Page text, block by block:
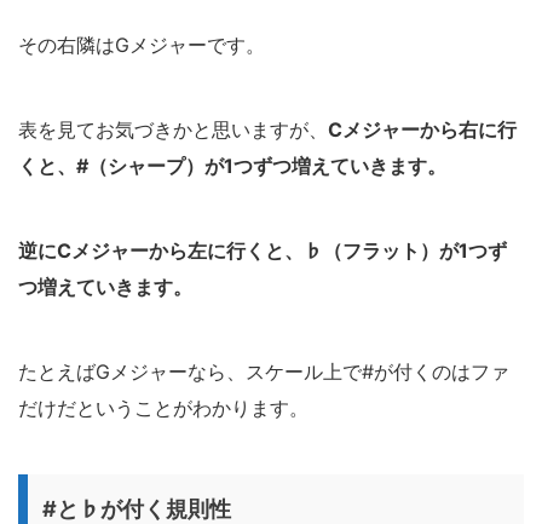
その右隣はGメジャーです。
表を見てお気づきかと思いますが、 Cメジャーから右に行
くと、#（シャープ）が1つずつ増えていきます。
逆にCメジャーから左に行くと、♭（フラット）が1つず
つ増えていきます。
たとえばGメジャーなら、スケール上で#が付くのはファ
だけだということがわかります。
#と♭が付く規則性